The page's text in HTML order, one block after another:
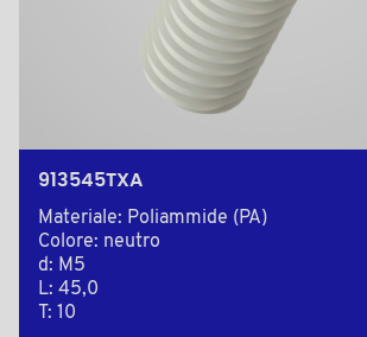
913545TXA
Materiale: Poliammide (PA)
Colore: neutro
d: M5
L: 45,0
T: 10